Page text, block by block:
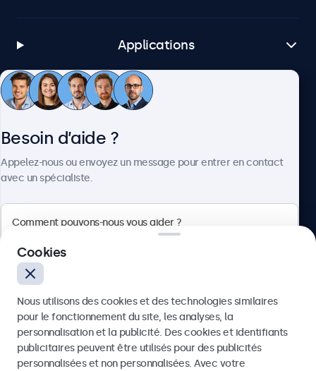
Applications
Service client
4.8/5 noté par 5000+ entreprises
Français
Besoin d’aide ?
Appelez-nous ou envoyez un message pour entrer en contact
avec un spécialiste.
Envoyer
Cookies
Nous utilisons des cookies et des technologies similaires
pour le fonctionnement du site, les analyses, la
personnalisation et la publicité. Des cookies et identifiants
publicitaires peuvent être utilisés pour des publicités
personnalisées et non personnalisées. Avec votre